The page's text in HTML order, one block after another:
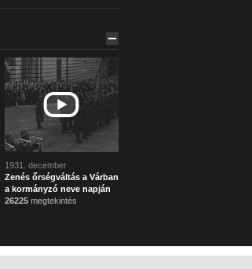
1931. december
Zenés őrségváltás a Várban
a kormányzó neve napján
26225megtekintés